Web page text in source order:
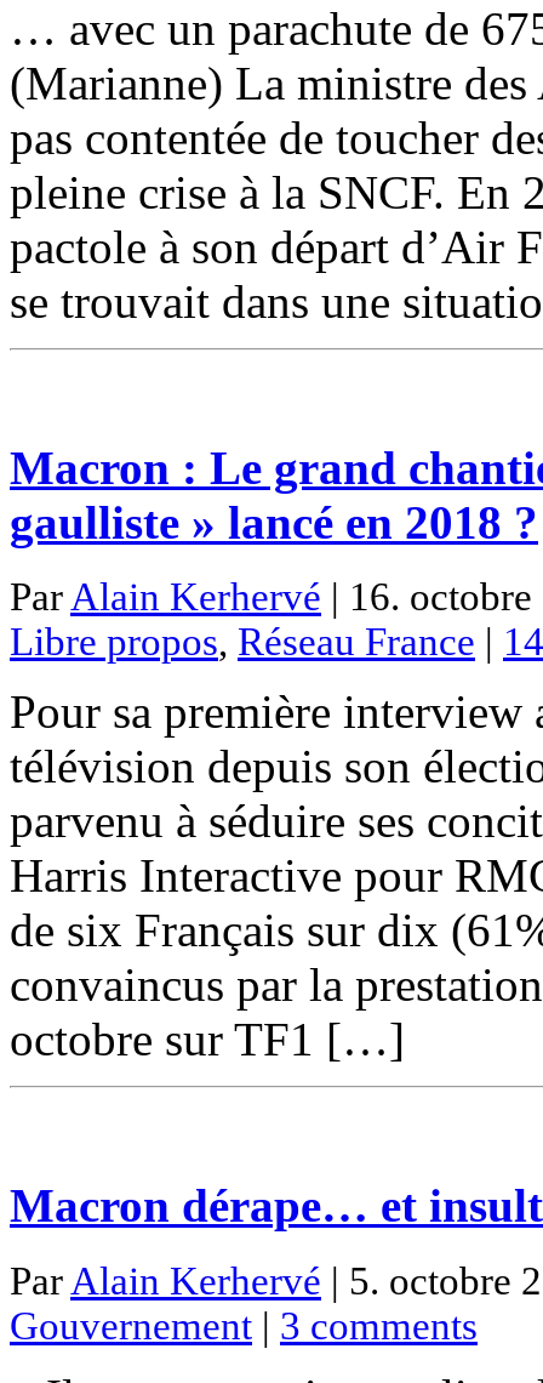
… avec un parachute de
(Marianne) La ministre des
pas contentée de toucher
pleine crise à la SNCF. En
pactole à son départ d’Air
se trouvait dans une
Macron : Le grand
gaulliste » lancé en 2018 ?
Par Alain Kerhervé | 16.
Libre propos, Réseau France |
Pour sa première interview
télévision depuis son
parvenu à séduire ses
Harris Interactive pour
de six Français sur dix
convaincus par la
octobre sur TF1 […]
Macron dérape… et
Par Alain Kerhervé | 5. octobre
Gouvernement | 3 comments